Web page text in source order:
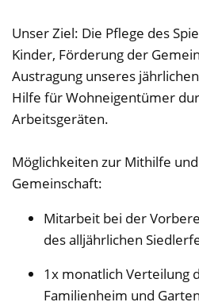
Unser Ziel: Die Pflege des
Kinder, Förderung der
Austragung unseres
Hilfe für Wohneigentümer
Arbeitsgeräten.
Möglichkeiten zur Mithilfe
Gemeinschaft:
Mitarbeit bei der
des alljährlichen
1x monatlich Verteilung
Familienheim und